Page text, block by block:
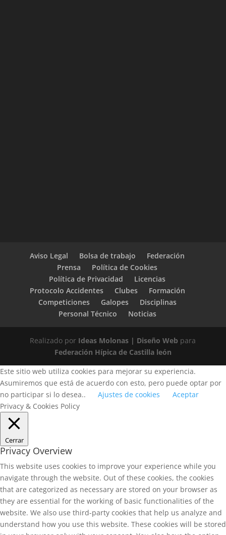
Aviso Legal Bolsa de trabajo
Federación
Prensa
Política de Cookies
Política de Privacidad
Licencias
Protocolo Accidentes
Clubes
Formación
Competiciones
Galopes
Disciplinas
Personal Técnico
Noticias
Realizado por Ideas Molonas | Diseño Web para
Federación Hípica de Castilla león
Este sitio web utiliza cookies para mejorar su experiencia.
Asumiremos que está de acuerdo con esto, pero puede optar por
no participar si lo desea..
Ajustes de cookies
Aceptar
Privacy & Cookies Policy
Cerrar
Privacy Overview
This website uses cookies to improve your experience while you
navigate through the website. Out of these cookies, the cookies
that are categorized as necessary are stored on your browser as
they are essential for the working of basic functionalities of the
website. We also use third-party cookies that help us analyze and
understand how you use this website. These cookies will be stored